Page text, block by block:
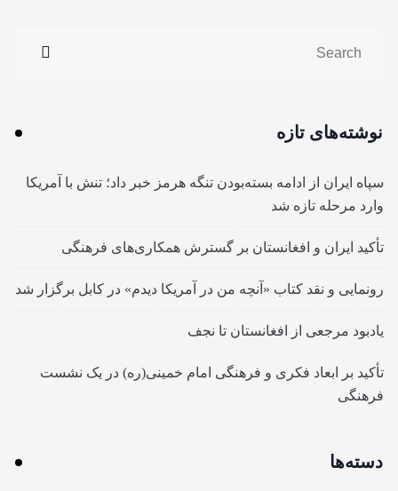
نوشته‌های تازه
سپاه ایران از ادامه بسته‌بودن تنگه هرمز خبر داد؛ تنش با آمریکا
وارد مرحله تازه شد
تأکید ایران و افغانستان بر گسترش همکاری‌های فرهنگی
رونمایی و نقد کتاب «آنچه من در آمریکا دیدم» در کابل برگزار شد
یادبود مرجعی از افغانستان تا نجف
تأکید بر ابعاد فکری و فرهنگی امام خمینی(ره) در یک نشست
فرهنگی
دسته‌ها